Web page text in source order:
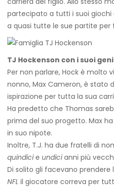
partecipato a tutti i suoi giochi
a quasi tutte le sue partite per
TJ Hockenson con i suoi
Per non parlare, Hock è molto
nonno, Max Cameron, è stato
ispirazione per tutta la sua
Ha predetto che Thomas
prima del suo progetto. Max
in suo nipote.
Inoltre, T.J. ha due fratelli di
quindicie undicianni più
Di solito gli facevano prendere
NFL il giocatore correva per